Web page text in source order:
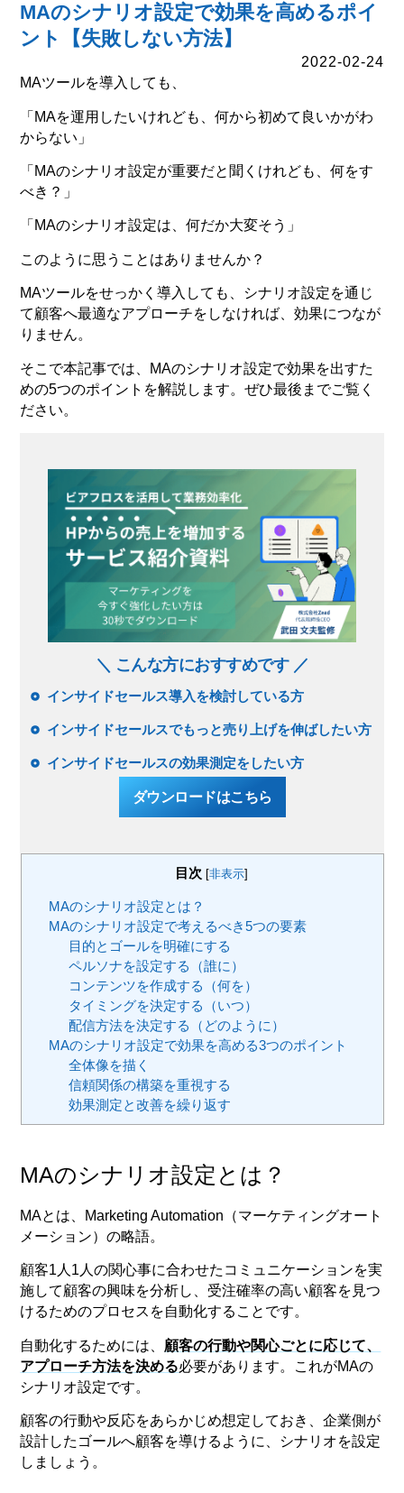
MAのシナリオ設定で効果を高めるポイ
ント【失敗しない方法】
2022-02-24
MAツールを導入しても、
「MAを運用したいけれども、何から初めて良いかがわ
からない」
「MAのシナリオ設定が重要だと聞くけれども、何をす
べき？」
「MAのシナリオ設定は、何だか大変そう」
このように思うことはありませんか？
MAツールをせっかく導入しても、シナリオ設定を通じ
て顧客へ最適なアプローチをしなければ、効果につなが
りません。
そこで本記事では、MAのシナリオ設定で効果を出すた
めの5つのポイントを解説します。ぜひ最後までご覧く
ださい。
＼ こんな方におすすめです ／
インサイドセールス導入を検討している方
インサイドセールスでもっと売り上げを伸ばしたい方
インサイドセールスの効果測定をしたい方
ダウンロードはこちら
目次 [非表示]
MAのシナリオ設定とは？
MAのシナリオ設定で考えるべき5つの要素
目的とゴールを明確にする
ペルソナを設定する（誰に）
コンテンツを作成する（何を）
タイミングを決定する（いつ）
配信方法を決定する（どのように）
MAのシナリオ設定で効果を高める3つのポイント
全体像を描く
信頼関係の構築を重視する
効果測定と改善を繰り返す
MAのシナリオ設定とは？
MAとは、Marketing Automation（マーケティングオート
メーション）の略語。
顧客1人1人の関心事に合わせたコミュニケーションを実
施して顧客の興味を分析し、受注確率の高い顧客を見つ
けるためのプロセスを自動化することです。
自動化するためには、 顧客の行動や関心ごとに応じて、
アプローチ方法を決める必要があります。これがMAの
シナリオ設定です。
顧客の行動や反応をあらかじめ想定しておき、企業側が
設計したゴールへ顧客を導けるように、シナリオを設定
しましょう。